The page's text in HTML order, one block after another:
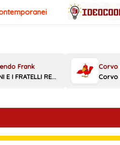
MELONI E I FRATELLI REGGINI